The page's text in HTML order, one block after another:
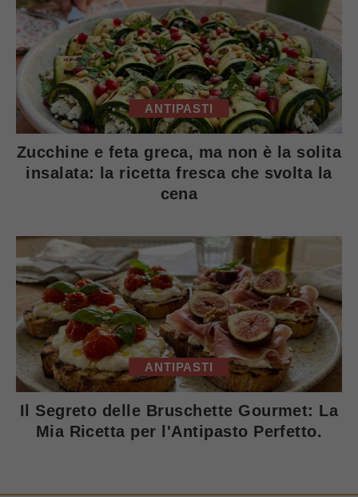
ANTIPASTI
Zucchine e feta greca, ma non è la solita
insalata: la ricetta fresca che svolta la
cena
ANTIPASTI
Il Segreto delle Bruschette Gourmet: La
Mia Ricetta per l'Antipasto Perfetto.